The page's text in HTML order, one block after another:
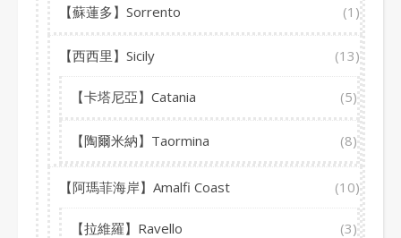
【蘇蓮多】Sorrento (1)
【西西里】Sicily (13)
【卡塔尼亞】Catania (5)
【陶爾米納】Taormina (8)
【阿瑪菲海岸】Amalfi Coast (10)
【拉維羅】Ravello (3)